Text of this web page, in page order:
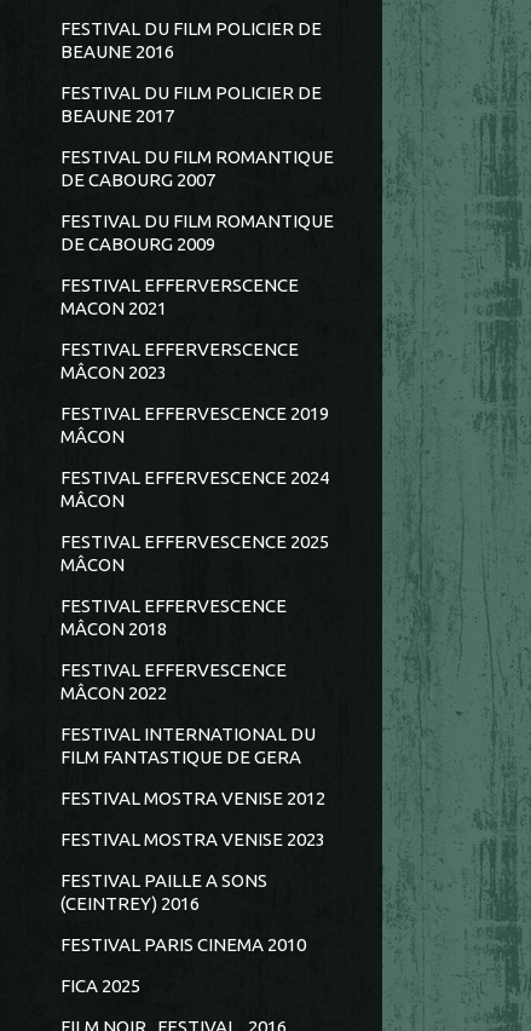
FESTIVAL DU FILM POLICIER DE
BEAUNE 2016
FESTIVAL DU FILM POLICIER DE
BEAUNE 2017
FESTIVAL DU FILM ROMANTIQUE
DE CABOURG 2007
FESTIVAL DU FILM ROMANTIQUE
DE CABOURG 2009
FESTIVAL EFFERVERSCENCE
MACON 2021
FESTIVAL EFFERVERSCENCE
MÂCON 2023
FESTIVAL EFFERVESCENCE 2019
MÂCON
FESTIVAL EFFERVESCENCE 2024
MÂCON
FESTIVAL EFFERVESCENCE 2025
MÂCON
FESTIVAL EFFERVESCENCE
MÂCON 2018
FESTIVAL EFFERVESCENCE
MÂCON 2022
FESTIVAL INTERNATIONAL DU
FILM FANTASTIQUE DE GERA
FESTIVAL MOSTRA VENISE 2012
FESTIVAL MOSTRA VENISE 2023
FESTIVAL PAILLE A SONS
(CEINTREY) 2016
FESTIVAL PARIS CINEMA 2010
FICA 2025